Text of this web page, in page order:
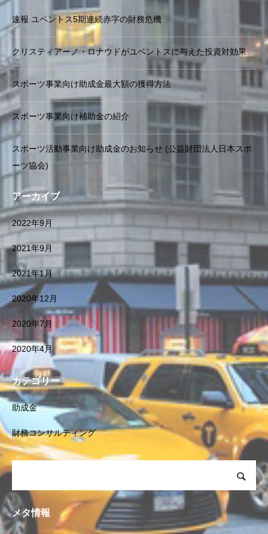
速報 ユベントス5期連続赤字の財務危機
クリスティアーノ・ロナウドがユベントスに与えた投資対効果
スポーツ事業向け助成金最大額の獲得方法
スポーツ事業向け補助金の紹介
スポーツ活動事業向け助成金のお知らせ (公益財団法人日本スポ
ーツ協会)
アーカイブ
2022年9月
2021年9月
2021年1月
2020年12月
2020年7月
2020年4月
カテゴリー
助成金
財務コンサルティング
メタ情報